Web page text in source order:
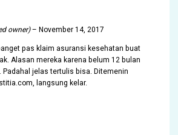
owner)– November 14, 2017
pas klaim asuransi kesehatan buat
Alasan mereka karena belum 12 bulan
Padahal jelas tertulis bisa. Ditemenin
langsung kelar.